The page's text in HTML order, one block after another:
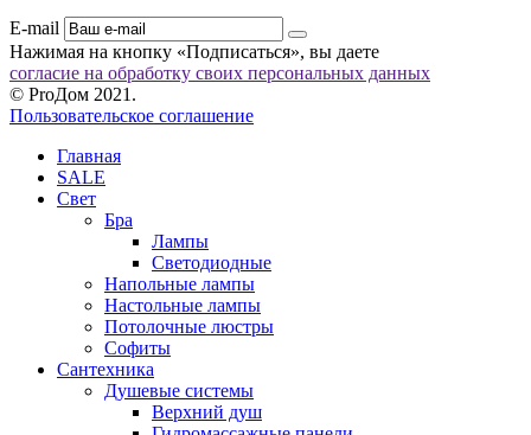
E-mail
Нажимая на кнопку «Подписаться», вы даете
согласие на обработку своих персональных данных
© ProДом 2021.
Пользовательское соглашение
Главная
SALE
Свет
Бра
Лампы
Светодиодные
Напольные лампы
Настольные лампы
Потолочные люстры
Софиты
Сантехника
Душевые системы
Верхний душ